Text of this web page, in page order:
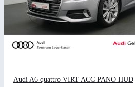
Audi A6 quattro VIRT ACC PANO HUD